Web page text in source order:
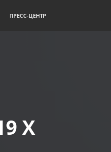
ПРЕСС-ЦЕНТР
X